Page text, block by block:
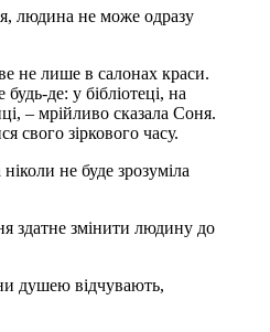
людина не може одразу
не лише в салонах краси.
де: у бібліотеці, на
– мрійливо сказала Соня.
свого зіркового часу.
не буде зрозуміла
здатне змінити людину до
душею відчувають,